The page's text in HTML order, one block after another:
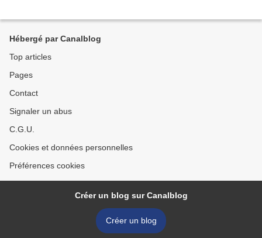
Hébergé par Canalblog
Top articles
Pages
Contact
Signaler un abus
C.G.U.
Cookies et données personnelles
Préférences cookies
Créer un blog sur Canalblog
Créer un blog